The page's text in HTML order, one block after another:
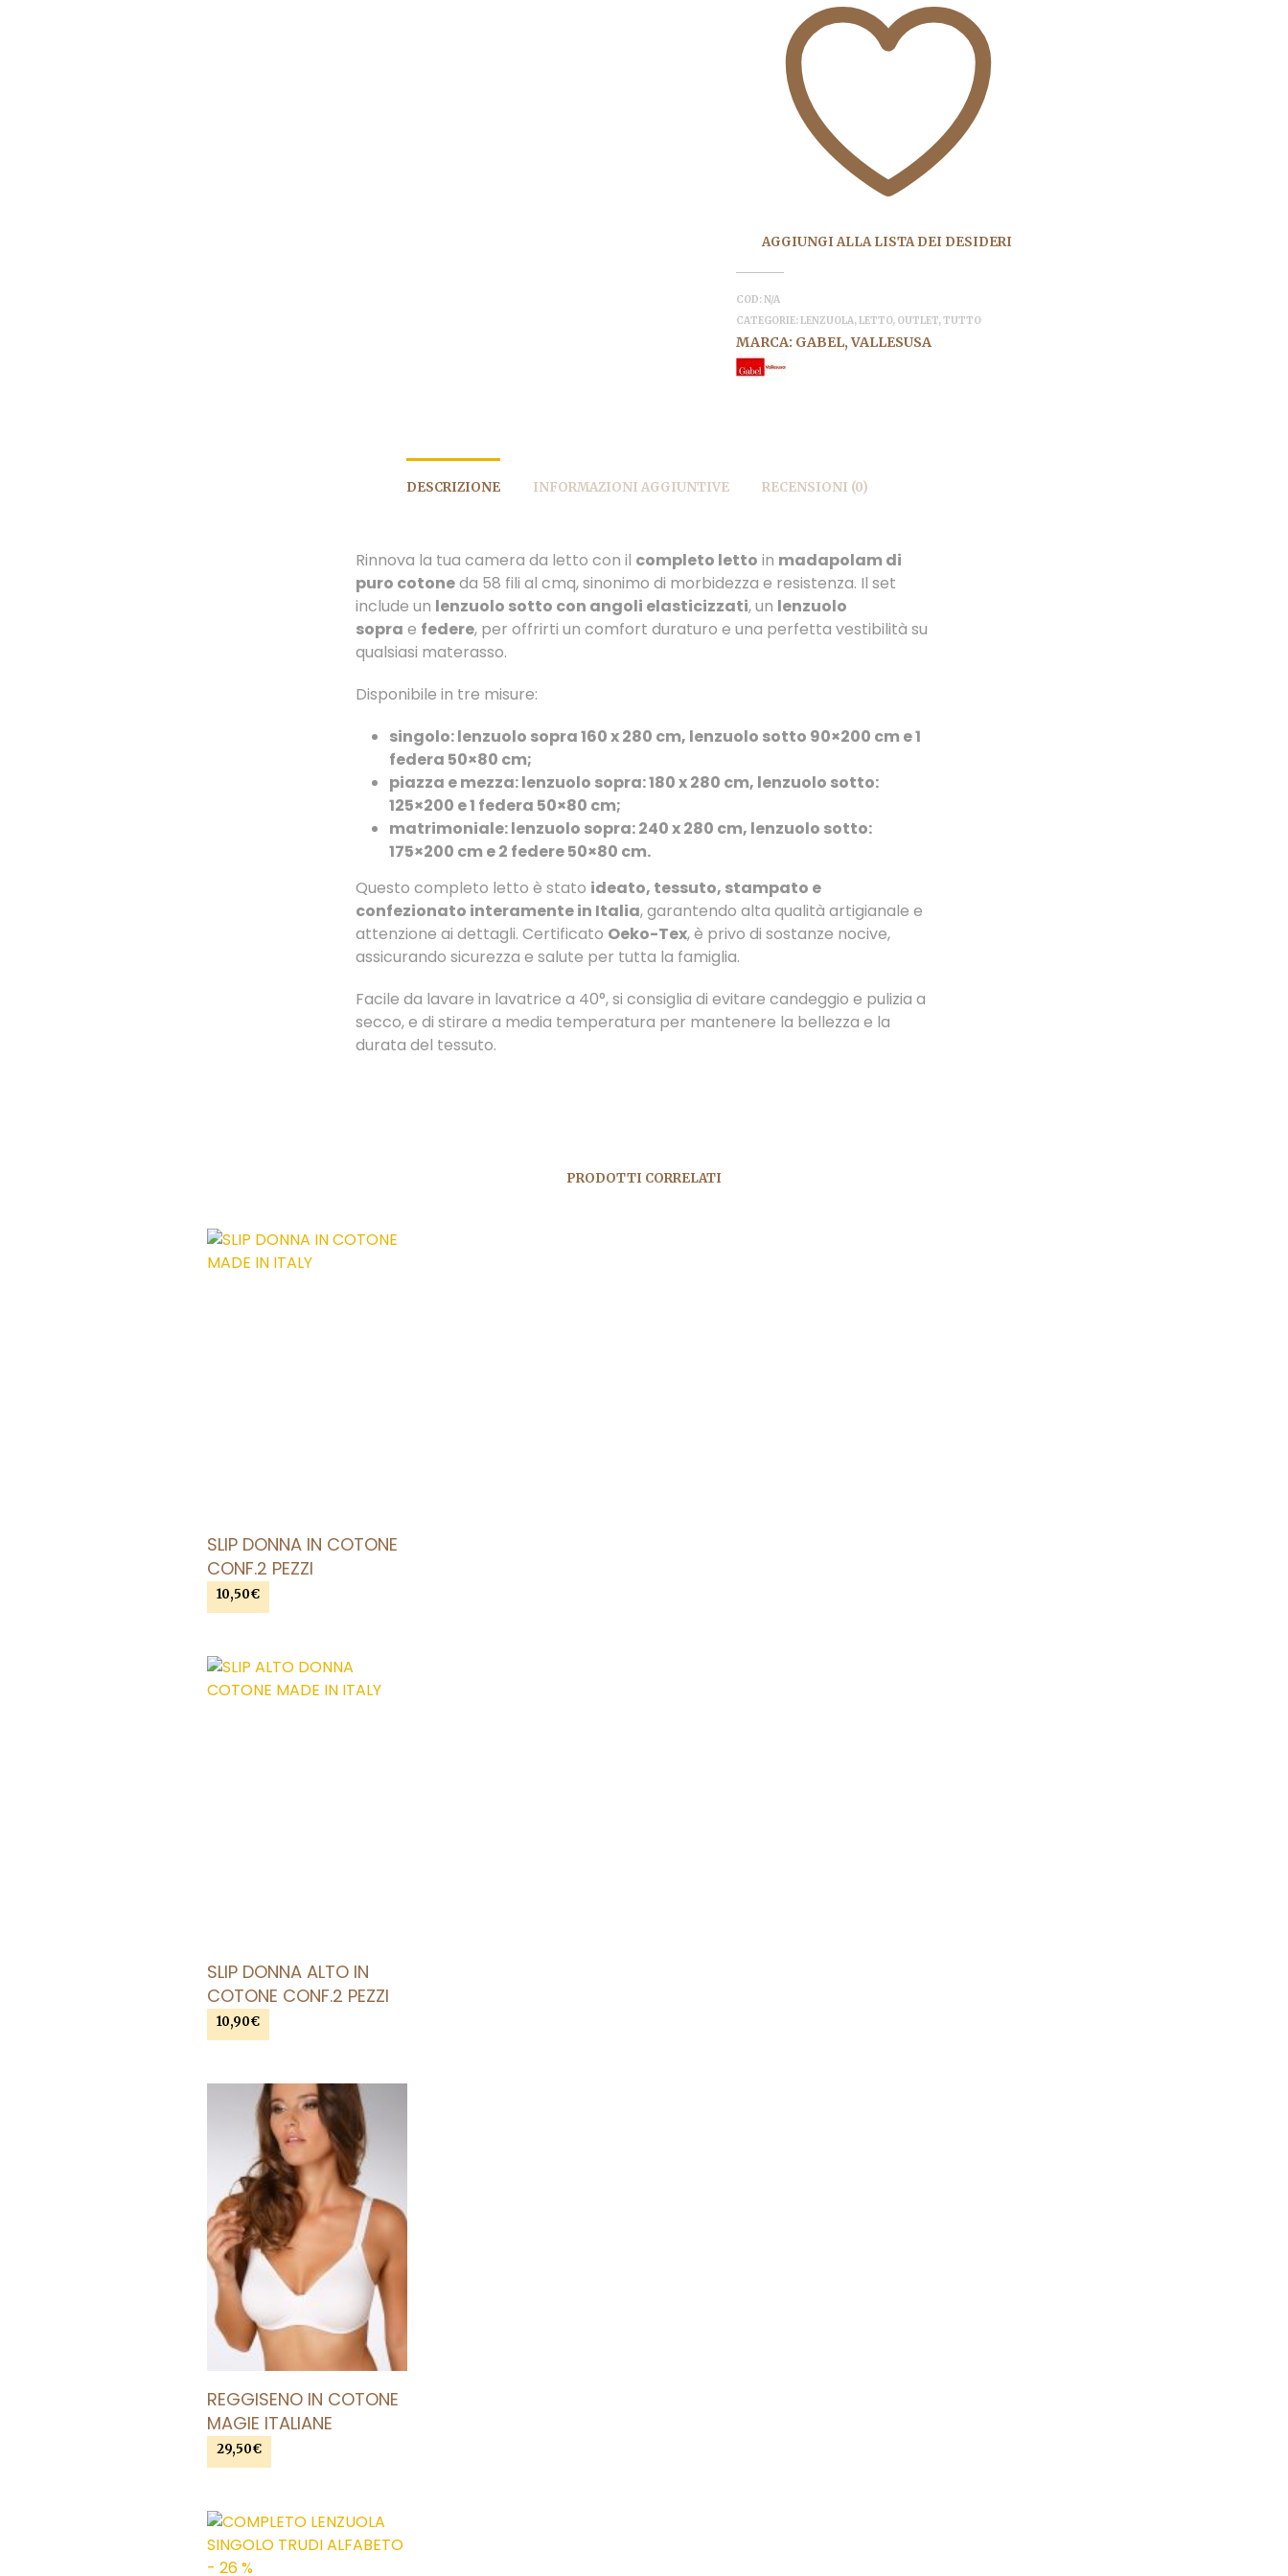
AGGIUNGI ALLA LISTA DEI DESIDERI
COD:N/A
CATEGORIE:LENZUOLA,LETTO, OUTLET,TUTTO
MARCA: GABEL,VALLESUSA
DESCRIZIONE INFORMAZIONI AGGIUNTIVE RECENSIONI (0)
Rinnova la tua camera da letto con il completo letto in madapolam di
puro cotoneda 58 fili al cmq, sinonimo di morbidezza e resistenza. Il set
include un lenzuolo sotto con angoli elasticizzati, un lenzuolo
sopra e federe, per offrirti un comfort duraturo e una perfetta vestibilità su
qualsiasi materasso.
Disponibile in tre misure:
singolo: lenzuolo sopra 160 x 280 cm, lenzuolo sotto 90×200 cm e 1
federa 50×80 cm;
piazza e mezza: lenzuolo sopra: 180 x 280 cm, lenzuolo sotto:
125×200 e 1 federa 50×80 cm;
matrimoniale: lenzuolo sopra: 240 x 280 cm, lenzuolo sotto:
175×200 cm e 2 federe 50×80 cm.
Questo completo letto è stato ideato, tessuto, stampato e
confezionato interamente in Italia, garantendo alta qualità artigianale e
attenzione ai dettagli. Certificato Oeko-Tex, è privo di sostanze nocive,
assicurando sicurezza e salute per tutta la famiglia.
Facile da lavare in lavatrice a 40°, si consiglia di evitare candeggio e pulizia a
secco, e di stirare a media temperatura per mantenere la bellezza e la
durata del tessuto.
PRODOTTI CORRELATI
SLIP DONNA IN COTONE
CONF.2 PEZZI
10,50€
SLIP DONNA ALTO IN
COTONE CONF.2 PEZZI
10,90€
ha
più
varianti.
Le
opzioni
possono
essere
scelte
nella
pagina
del
prodotto
REGGISENO IN COTONE
MAGIE ITALIANE
29,50€